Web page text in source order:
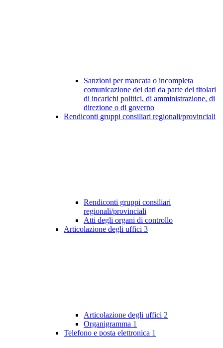
Sanzioni per mancata o incompleta
comunicazione dei dati da parte dei titolari
di incarichi politici, di amministrazione, di
direzione o di governo
Rendiconti gruppi consiliari regionali/provinciali
Rendiconti gruppi consiliari
regionali/provinciali
Atti degli organi di controllo
Articolazione degli uffici 3
Articolazione degli uffici 2
Organigramma 1
Telefono e posta elettronica 1